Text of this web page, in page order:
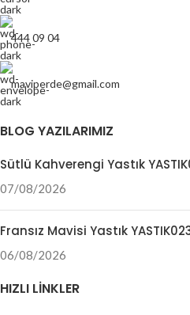
444 09 04
maviperde@gmail.com
BLOG YAZILARIMIZ
Sütlü Kahverengi Yastık
07/08/2026
Fransız Mavisi Yastık
06/08/2026
HIZLI LINKLER